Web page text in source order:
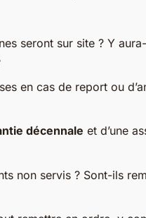
seront sur site ? Y
en cas de report ou
décennale et d’une
non servis ? Sont-ils